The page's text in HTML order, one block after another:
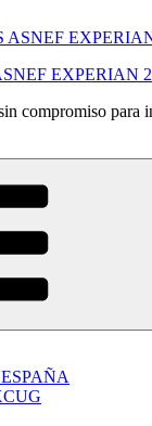
EXPERIAN
compromiso para